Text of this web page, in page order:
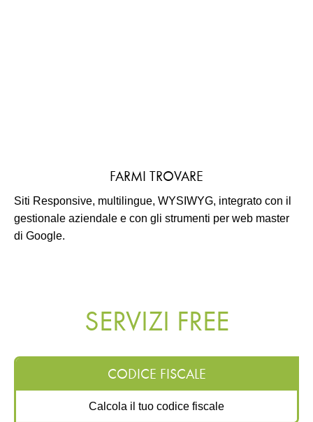
FARMI TROVARE
Siti Responsive, multilingue, WYSIWYG, integrato con il
gestionale aziendale e con gli strumenti per web master
di Google.
SERVIZI FREE
CODICE FISCALE
Calcola il tuo codice fiscale